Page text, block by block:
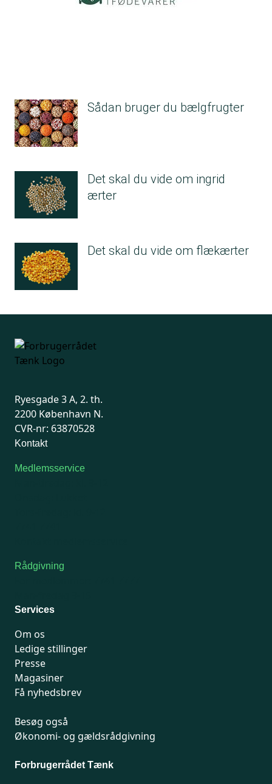
Sådan bruger du bælgfrugter
Det skal du vide om ingrid
ærter
Det skal du vide om flækærter
Ryesgade 3 A, 2. th.
2200 København N.
CVR-nr: 63870528
Kontakt
Medlemsservice
Rådgivning
Services
Om os
Ledige stillinger
Presse
Magasiner
Få nyhedsbrev
Besøg også
Økonomi- og gældsrådgivning
Forbrugerrådet Tænk